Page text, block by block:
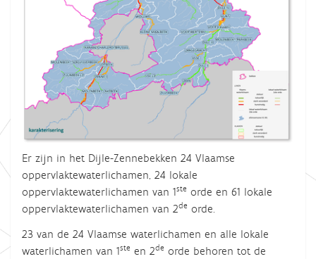
Er zijn in het Dijle-Zennebekken 24 Vlaamse
oppervlaktewaterlichamen, 24 lokale
oppervlaktewaterlichamen van 1ste orde en 61 lokale
oppervlaktewaterlichamen van 2de orde.
23 van de 24 Vlaamse waterlichamen en alle lokale
waterlichamen van 1ste en 2de orde behoren tot de